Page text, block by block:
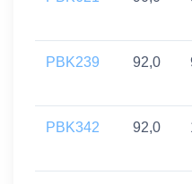
PBK239 92,0
PBK342 92,0